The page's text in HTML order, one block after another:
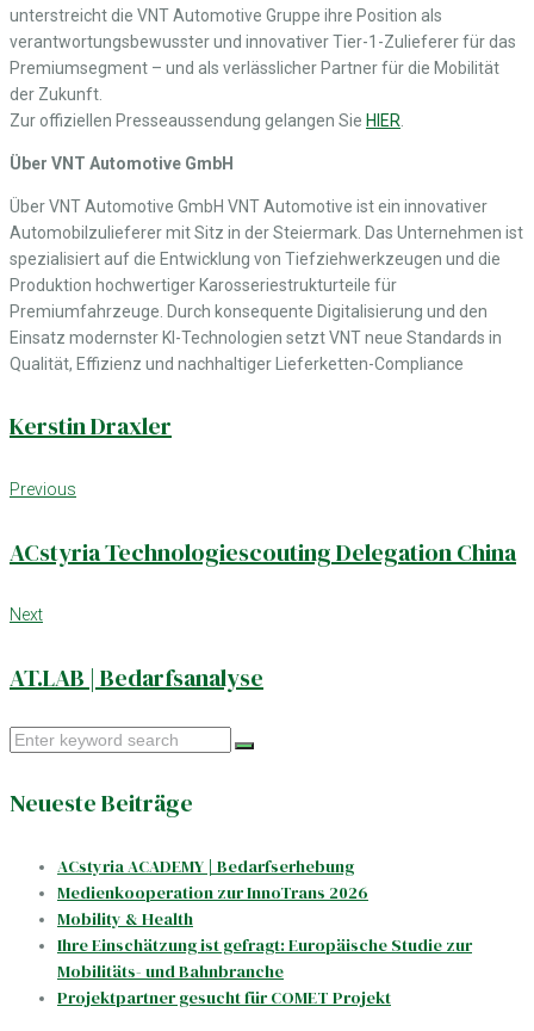
unterstreicht die VNT Automotive Gruppe ihre Position als
verantwortungsbewusster und innovativer Tier-1-Zulieferer für das
Premiumsegment – und als verlässlicher Partner für die Mobilität
der Zukunft.
Zur offiziellen Presseaussendung gelangen Sie HIER
Über VNT Automotive GmbH
Über VNT Automotive GmbH VNT Automotive ist ein innovativer
Automobilzulieferer mit Sitz in der Steiermark. Das Unternehmen ist
spezialisiert auf die Entwicklung von Tiefziehwerkzeugen und die
Produktion hochwertiger Karosseriestrukturteile für
Premiumfahrzeuge. Durch konsequente Digitalisierung und den
Einsatz modernster KI-Technologien setzt VNT neue Standards in
Qualität, Effizienz und nachhaltiger Lieferketten-Compliance
Kerstin Draxler
Beitrags-
Navigation
Previous
Previous
ACstyria Technologiescouting Delegation China
Next
Next
AT.LAB | Bedarfsanalyse
Search
Neueste Beiträge
ACstyria ACADEMY | Bedarfserhebung
Medienkooperation zur InnoTrans 2026
Mobility & Health
Ihre Einschätzung ist gefragt: Europäische Studie zur
Mobilitäts- und Bahnbranche
Projektpartner gesucht für COMET Projekt